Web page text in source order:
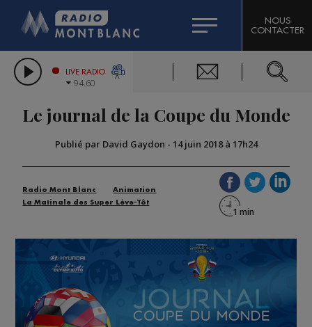
LES CHRONIQUES DE L'EXPERT
CITIZEN MACHINERY
GRAND MASSIF DOMAINES SKIABLES
BIGARD
COMPAGNIE DU MONT-BLANC
NOUS
CONTACTER
LIVE RADIO
94.60
Le journal de la Coupe du Monde
Publié par David Gaydon - 14 juin 2018 à 17h24
Radio Mont Blanc
Animation
La Matinale des Super Lève-Tôt